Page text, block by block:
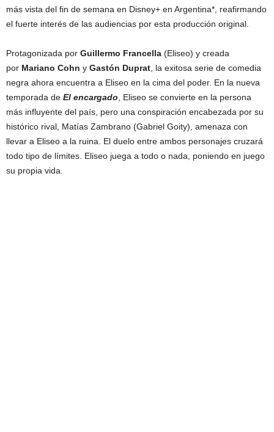
más vista del fin de semana en Disney+ en Argentina*, reafirmando
el fuerte interés de las audiencias por esta producción original.
Protagonizada por Guillermo Francella (Eliseo) y creada
por Mariano Cohn y Gastón Duprat , la exitosa serie de comedia
negra ahora encuentra a Eliseo en la cima del poder. En la nueva
temporada de El encargado , Eliseo se convierte en la persona
más influyente del país, pero una conspiración encabezada por su
histórico rival, Matías Zambrano (Gabriel Goity), amenaza con
llevar a Eliseo a la ruina. El duelo entre ambos personajes cruzará
todo tipo de límites. Eliseo juega a todo o nada, poniendo en juego
su propia vida.